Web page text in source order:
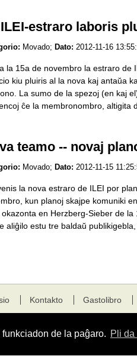
de la paĝaro. Pli da
estraro laboris
Movado; Dato: 2012-11-16
la 15a de novembro la estraro de
kiu pluiris al la nova kaj antaŭa
La sumo de la spezoj (en kaj
ĉe la membronombro, altigita
teamo -- novaj
Movado; Dato: 2012-11-15
la nova estraro de ILEI por
kun planoj skajpe komuniki
okazonta en Herzberg-Sieber de
aliĝilo estu tre baldaŭ
Kontakto Gastolibro